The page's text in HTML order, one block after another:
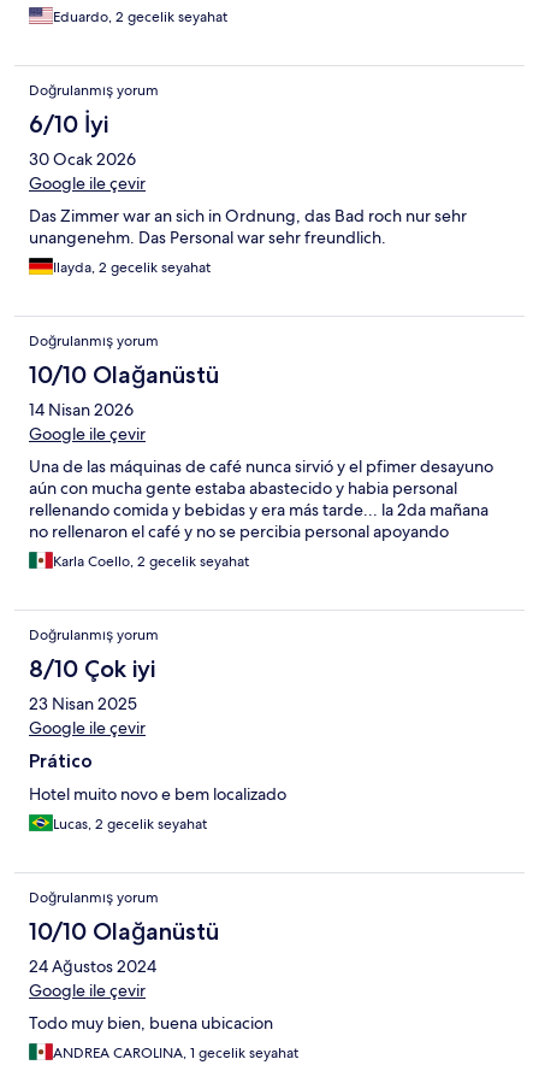
Eduardo, 2 gecelik seyahat
Doğrulanmış yorum
6/10 İyi
30 Ocak 2026
Google ile çevir
Das Zimmer war an sich in Ordnung, das Bad roch nur sehr
unangenehm. Das Personal war sehr freundlich.
Ilayda, 2 gecelik seyahat
Doğrulanmış yorum
10/10 Olağanüstü
14 Nisan 2026
Google ile çevir
Una de las máquinas de café nunca sirvió y el pfimer desayuno
aún con mucha gente estaba abastecido y habia personal
rellenando comida y bebidas y era más tarde... la 2da mañana
no rellenaron el café y no se percibia personal apoyando
Karla Coello, 2 gecelik seyahat
Doğrulanmış yorum
8/10 Çok iyi
23 Nisan 2025
Google ile çevir
Prático
Hotel muito novo e bem localizado
Lucas, 2 gecelik seyahat
Doğrulanmış yorum
10/10 Olağanüstü
24 Ağustos 2024
Google ile çevir
Todo muy bien, buena ubicacion
ANDREA CAROLINA, 1 gecelik seyahat